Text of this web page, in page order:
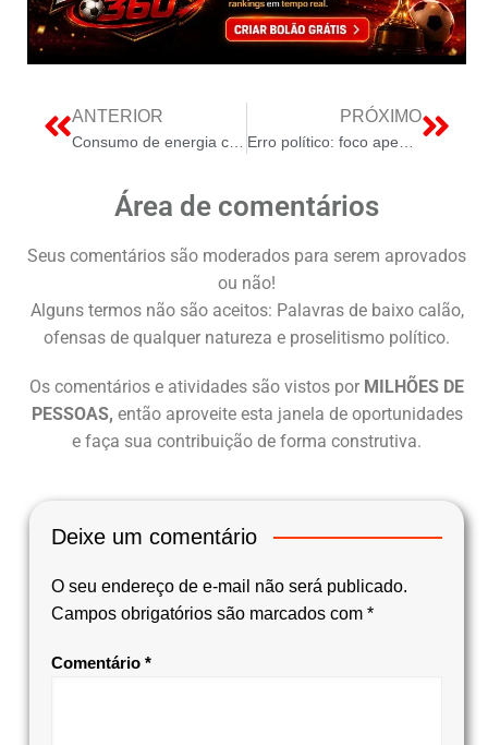
ANTERIOR PRÓXIMO
Área de comentários
Seus comentários são moderados para serem aprovados
ou não!
Alguns termos não são aceitos: Palavras de baixo calão,
ofensas de qualquer natureza e proselitismo político.
Os comentários e atividades são vistos por MILHÕES DE
PESSOAS, então aproveite esta janela de oportunidades
e faça sua contribuição de forma construtiva.
Deixe um comentário
O seu endereço de e-mail não será publicado.
Campos obrigatórios são marcados com *
Comentário *